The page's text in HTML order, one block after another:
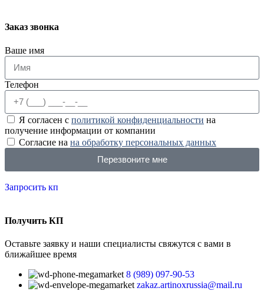
Заказ звонка
Ваше имя
Телефон
Я согласен с политикой конфиденциальности на
получение информации от компании
Согласие на на обработку персональных данных
Перезвоните мне
Запросить кп
Получить КП
Оставьте заявку и наши специалисты свяжутся с вами в
ближайшее время
8 (989) 097-90-53
zakaz.artinoxrussia@mail.ru